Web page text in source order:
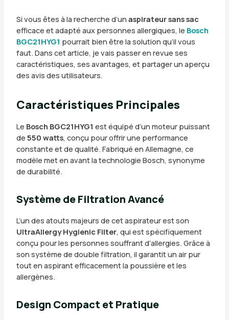
Si vous êtes à la recherche d’un aspirateur sans sac
efficace et adapté aux personnes allergiques, le Bosch
BGC21HYG1 pourrait bien être la solution qu’il vous
faut. Dans cet article, je vais passer en revue ses
caractéristiques, ses avantages, et partager un aperçu
des avis des utilisateurs.
Caractéristiques Principales
Le Bosch BGC21HYG1 est équipé d’un moteur puissant
de 550 watts, conçu pour offrir une performance
constante et de qualité. Fabriqué en Allemagne, ce
modèle met en avant la technologie Bosch, synonyme
de durabilité.
Système de Filtration Avancé
L’un des atouts majeurs de cet aspirateur est son
UltraAllergy Hygienic Filter, qui est spécifiquement
conçu pour les personnes souffrant d’allergies. Grâce à
son système de double filtration, il garantit un air pur
tout en aspirant efficacement la poussière et les
allergènes.
Design Compact et Pratique